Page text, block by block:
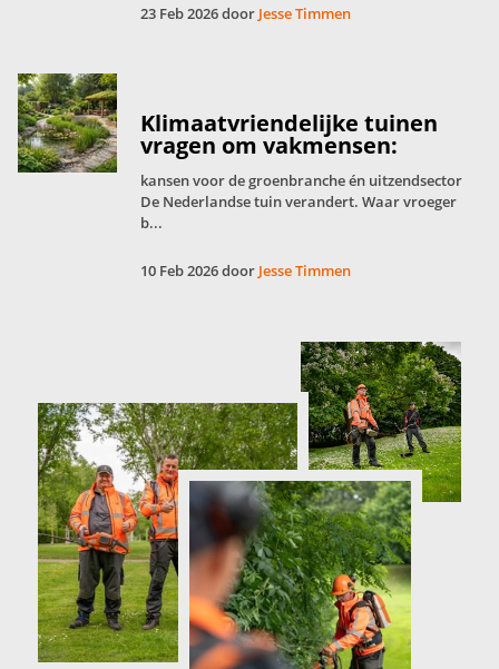
23 Feb 2026 door Jesse Timmen
Klimaatvriendelijke tuinen
vragen om vakmensen:
kansen voor de groenbranche én uitzendsector
De Nederlandse tuin verandert. Waar vroeger
b...
10 Feb 2026 door Jesse Timmen